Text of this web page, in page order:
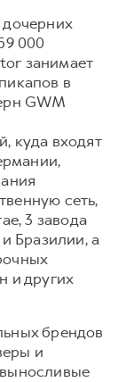
дочерних
000
занимает
в
GWM
куда входят
сеть,
3 завода
Бразилии, а
и других
брендов
и